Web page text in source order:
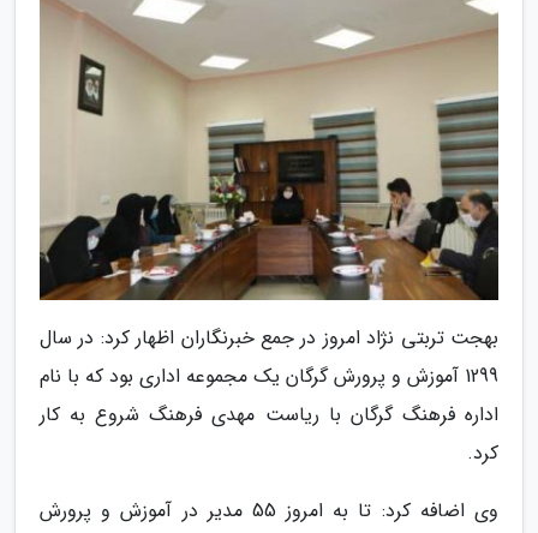
بهجت تربتی نژاد امروز در جمع خبرنگاران اظهار کرد: در سال
1299 آموزش و پرورش گرگان یک مجموعه اداری بود که با نام
اداره فرهنگ گرگان با ریاست مهدی فرهنگ شروع به کار
کرد.
وی اضافه کرد: تا به امروز 55 مدیر در آموزش و پرورش